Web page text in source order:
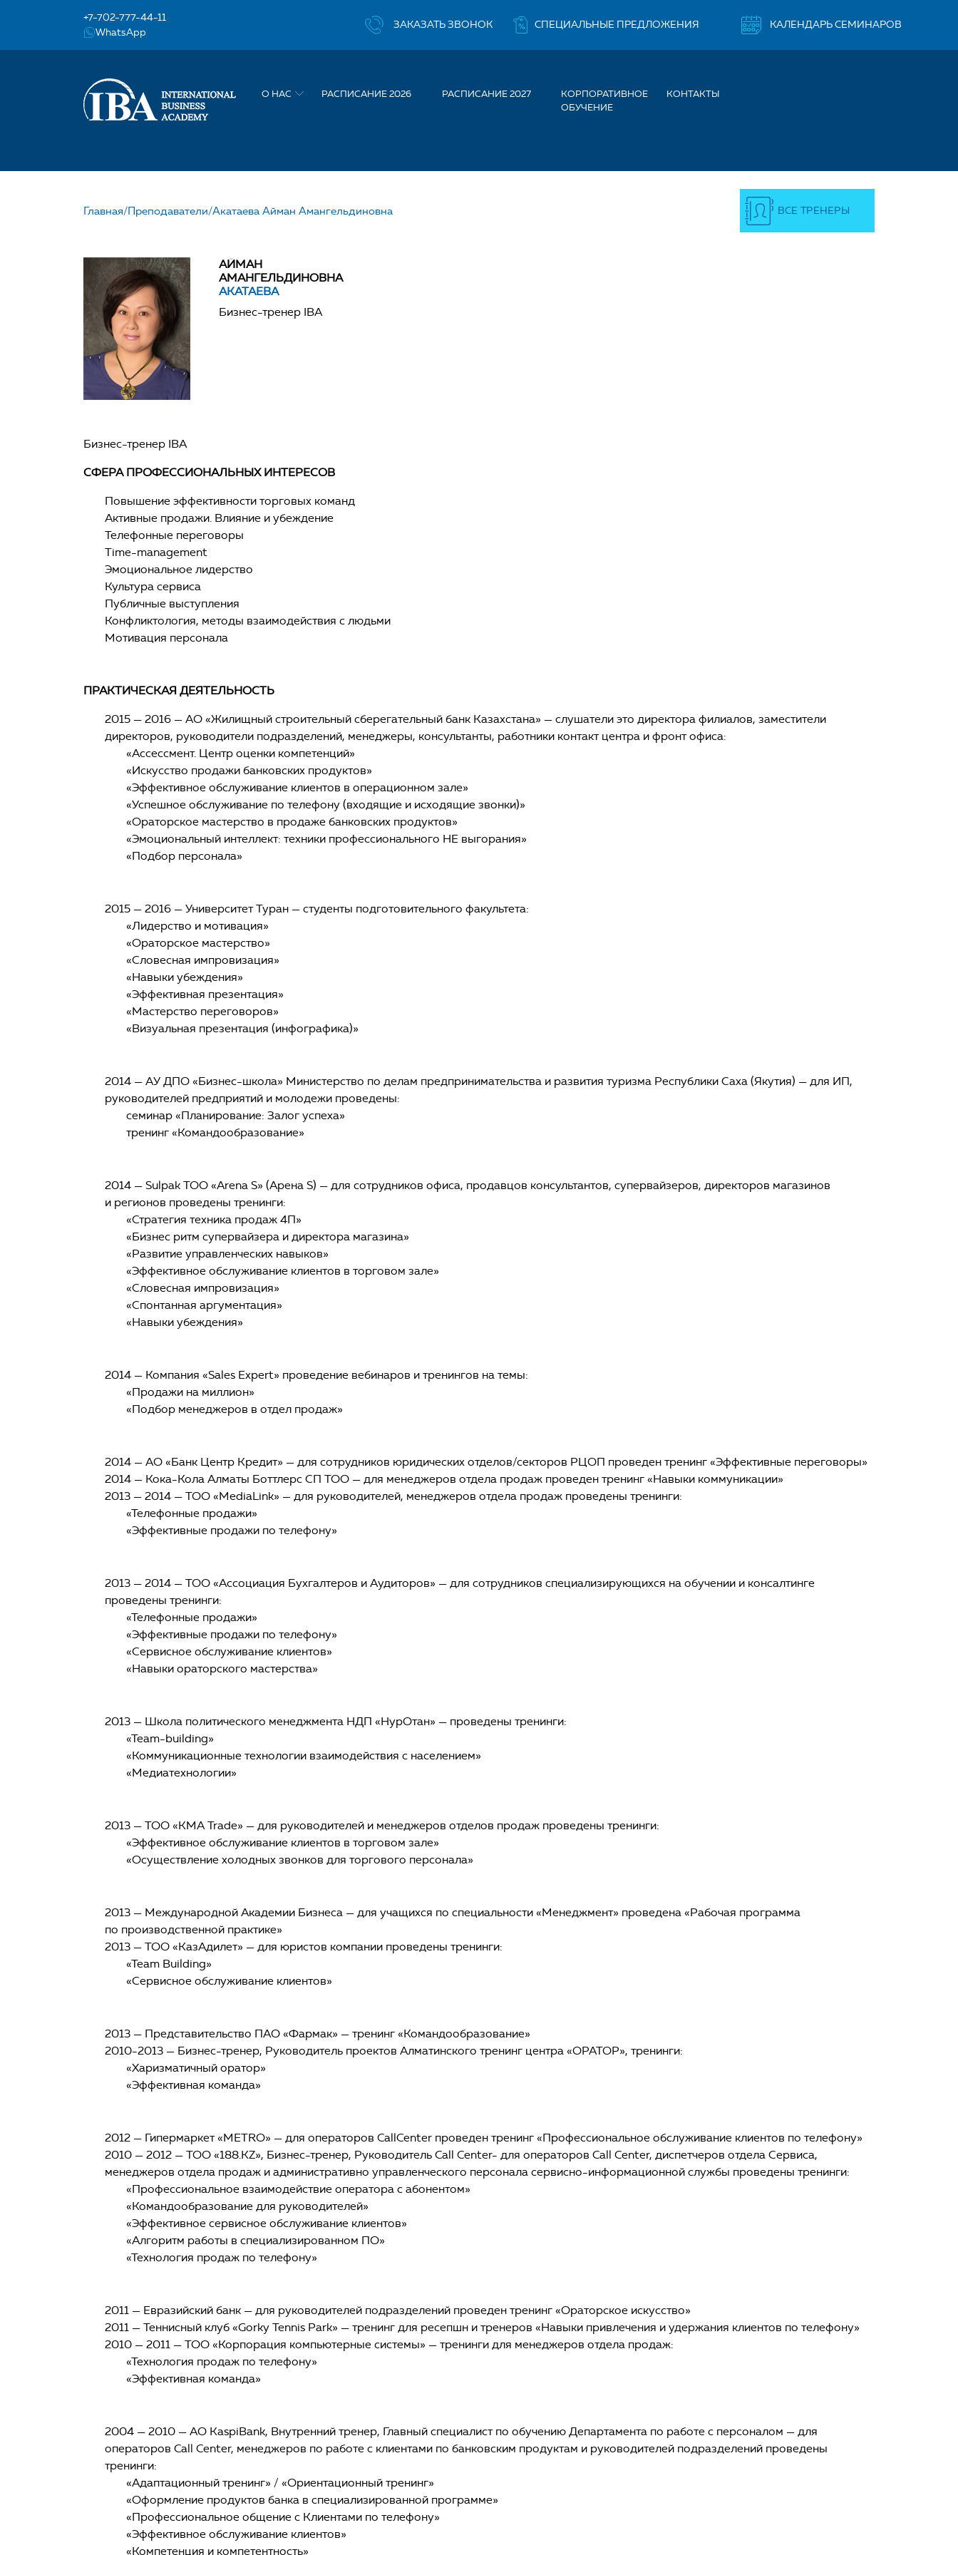
+7-702-777-44-11
WhatsApp
ЗАКАЗАТЬ ЗВОНОК СПЕЦИАЛЬНЫЕ ПРЕДЛОЖЕНИЯ КАЛЕНДАРЬ СЕМИНАРОВ
О НАС РАСПИСАНИЕ 2026 РАСПИСАНИЕ 2027
КОРПОРАТИВНОЕ
ОБУЧЕНИЕ
КОНТАКТЫ
НАШ УЧИТЕЛЬ АКАТАЕВА АЙМАН АМАНГЕЛЬДИНОВНА
Главная/Преподаватели/Акатаева Айман Амангельдиновна ВСЕ ТРЕНЕРЫ
АЙМАН
АМАНГЕЛЬДИНОВНА
АКАТАЕВА
Бизнес-тренер IBA
Бизнес-тренер IBA
СФЕРА ПРОФЕССИОНАЛЬНЫХ ИНТЕРЕСОВ
Повышение эффективности торговых команд
Активные продажи. Влияние и убеждение
Телефонные переговоры
Time-management
Эмоциональное лидерство
Культура сервиса
Публичные выступления
Конфликтология, методы взаимодействия с людьми
Мотивация персонала
ПРАКТИЧЕСКАЯ ДЕЯТЕЛЬНОСТЬ
2015 — 2016 — АО «Жилищный строительный сберегательный банк Казахстана» — слушатели это директора филиалов, заместители
директоров, руководители подразделений, менеджеры, консультанты, работники контакт центра и фронт офиса:
«Ассессмент. Центр оценки компетенций»
«Искусство продажи банковских продуктов»
«Эффективное обслуживание клиентов в операционном зале»
«Успешное обслуживание по телефону (входящие и исходящие звонки)»
«Ораторское мастерство в продаже банковских продуктов»
«Эмоциональный интеллект: техники профессионального НЕ выгорания»
«Подбор персонала»
2015 — 2016 — Университет Туран — студенты подготовительного факультета:
«Лидерство и мотивация»
«Ораторское мастерство»
«Словесная импровизация»
«Навыки убеждения»
«Эффективная презентация»
«Мастерство переговоров»
«Визуальная презентация (инфографика)»
2014 — АУ ДПО «Бизнес-школа» Министерство по делам предпринимательства и развития туризма Республики Саха (Якутия) — для ИП,
руководителей предприятий и молодежи проведены:
семинар «Планирование: Залог успеха»
тренинг «Командообразование»
2014 — Sulpak ТОО «Arena S» (Арена S) — для сотрудников офиса, продавцов консультантов, супервайзеров, директоров магазинов
и регионов проведены тренинги:
«Стратегия техника продаж 4П»
«Бизнес ритм супервайзера и директора магазина»
«Развитие управленческих навыков»
«Эффективное обслуживание клиентов в торговом зале»
«Словесная импровизация»
«Спонтанная аргументация»
«Навыки убеждения»
2014 — Компания «Sales Expert» проведение вебинаров и тренингов на темы:
«Продажи на миллион»
«Подбор менеджеров в отдел продаж»
2014 — АО «Банк Центр Кредит» — для сотрудников юридических отделов/секторов РЦОП проведен тренинг «Эффективные переговоры»
2014 — Кока-Кола Алматы Боттлерс СП ТОО — для менеджеров отдела продаж проведен тренинг «Навыки коммуникации»
2013 — 2014 — ТОО «MediaLink» — для руководителей, менеджеров отдела продаж проведены тренинги:
«Телефонные продажи»
«Эффективные продажи по телефону»
2013 — 2014 — ТОО «Ассоциация Бухгалтеров и Аудиторов» — для сотрудников специализирующихся на обучении и консалтинге
проведены тренинги:
«Телефонные продажи»
«Эффективные продажи по телефону»
«Сервисное обслуживание клиентов»
«Навыки ораторского мастерства»
2013 — Школа политического менеджмента НДП «НурОтан» — проведены тренинги:
«Team-building»
«Коммуникационные технологии взаимодействия с населением»
«Медиатехнологии»
2013 — ТОО «КМА Trade» — для руководителей и менеджеров отделов продаж проведены тренинги:
«Эффективное обслуживание клиентов в торговом зале»
«Осуществление холодных звонков для торгового персонала»
2013 — Международной Академии Бизнеса — для учащихся по специальности «Менеджмент» проведена «Рабочая программа
по производственной практике»
2013 — ТОО «КазАдилет» — для юристов компании проведены тренинги:
«Team Building»
«Сервисное обслуживание клиентов»
2013 — Представительство ПАО «Фармак» — тренинг «Командообразование»
2010-2013 — Бизнес-тренер, Руководитель проектов Алматинского тренинг центра «ОРАТОР», тренинги:
«Харизматичный оратор»
«Эффективная команда»
2012 — Гипермаркет «METRO» — для операторов CallCеnter проведен тренинг «Профессиональное обслуживание клиентов по телефону»
2010 — 2012 — ТОО «188.KZ», Бизнес-тренер, Руководитель Call Cеnter- для операторов Call Cеnter, диспетчеров отдела Сервиса,
менеджеров отдела продаж и административно управленческого персонала сервисно-информационной службы проведены тренинги:
«Профессиональное взаимодействие оператора с абонентом»
«Командообразование для руководителей»
«Эффективное сервисное обслуживание клиентов»
«Алгоритм работы в специализированном ПО»
«Технология продаж по телефону»
2011 — Евразийский банк — для руководителей подразделений проведен тренинг «Ораторское искусство»
2011 — Теннисный клуб «Gorky Tennis Park» — тренинг для ресепшн и тренеров «Навыки привлечения и удержания клиентов по телефону»
2010 — 2011 — ТОО «Корпорация компьютерные системы» — тренинги для менеджеров отдела продаж:
«Технология продаж по телефону»
«Эффективная команда»
2004 — 2010 — АО KaspiBank, Внутренний тренер, Главный специалист по обучению Департамента по работе с персоналом — для
операторов Call Cеnter, менеджеров по работе с клиентами по банковским продуктам и руководителей подразделений проведены
тренинги:
«Адаптационный тренинг» / «Ориентационный тренинг»
«Оформление продуктов банка в специализированной программе»
«Профессиональное общение с Клиентами по телефону»
«Эффективное обслуживание клиентов»
«Компетенция и компетентность»